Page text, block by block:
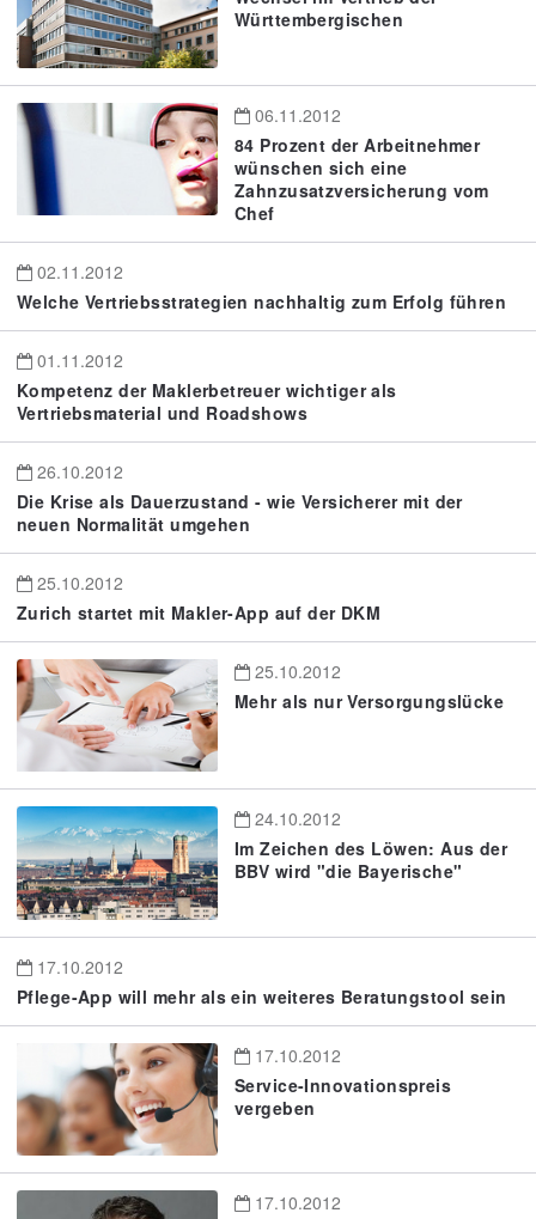
Württembergischen
06.11.2012
84 Prozent der Arbeitnehmer
wünschen sich eine
Zahnzusatzversicherung vom
Chef
02.11.2012
Welche Vertriebsstrategien nachhaltig zum Erfolg führen
01.11.2012
Kompetenz der Maklerbetreuer wichtiger als
Vertriebsmaterial und Roadshows
26.10.2012
Die Krise als Dauerzustand - wie Versicherer mit der
neuen Normalität umgehen
25.10.2012
Zurich startet mit Makler-App auf der DKM
25.10.2012
Mehr als nur Versorgungslücke
24.10.2012
Im Zeichen des Löwen: Aus der
BBV wird "die Bayerische"
17.10.2012
Pflege-App will mehr als ein weiteres Beratungstool sein
17.10.2012
Service-Innovationspreis
vergeben
17.10.2012